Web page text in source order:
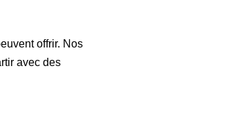
offrir. Nos
avec des